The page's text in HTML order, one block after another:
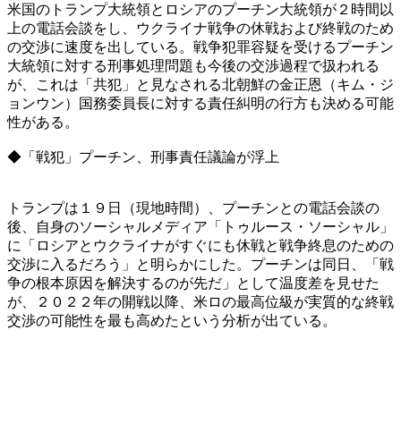
米国のトランプ大統領とロシアのプーチン大統領が２時間以
上の電話会談をし、ウクライナ戦争の休戦および終戦のため
の交渉に速度を出している。戦争犯罪容疑を受けるプーチン
大統領に対する刑事処理問題も今後の交渉過程で扱われる
が、これは「共犯」と見なされる北朝鮮の金正恩（キム・ジ
ョンウン）国務委員長に対する責任糾明の行方も決める可能
性がある。
◆「戦犯」プーチン、刑事責任議論が浮上
トランプは１９日（現地時間）、プーチンとの電話会談の
後、自身のソーシャルメディア「トゥルース・ソーシャル」
に「ロシアとウクライナがすぐにも休戦と戦争終息のための
交渉に入るだろう」と明らかにした。プーチンは同日、「戦
争の根本原因を解決するのが先だ」として温度差を見せた
が、２０２２年の開戦以降、米ロの最高位級が実質的な終戦
交渉の可能性を最も高めたという分析が出ている。